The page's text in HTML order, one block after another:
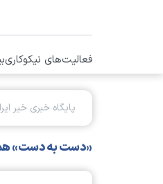
فعالیت‌های نیکوکاری
پایگاه خبری خیر
«دست به دست»